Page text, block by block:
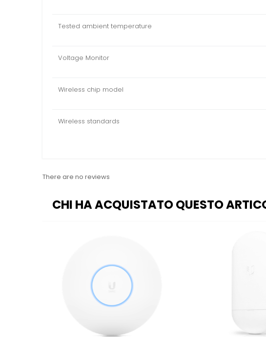
Tested ambient temperature
Voltage Monitor
Wireless chip model
Wireless standards
There are no reviews
CHI HA ACQUISTATO QUESTO